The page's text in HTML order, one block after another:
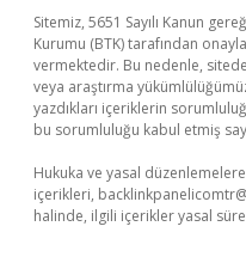
Sitemiz, 5651 Sayılı Kanun
Kurumu (BTK) tarafından
vermektedir. Bu nedenle,
veya araştırma
yazdıkları içeriklerin
bu sorumluluğu kabul etmiş
Hukuka ve yasal
içerikleri,
halinde, ilgili içerikler yasal